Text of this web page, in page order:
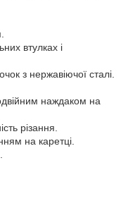
втулках і
з нержавіючої сталі.
наждаком на
різання.
на каретці.